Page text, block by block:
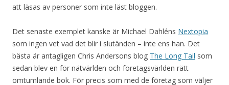
att läsas av personer som inte läst bloggen.
Det senaste exemplet kanske är Michael Dahléns Nextopia
som ingen vet vad det blir i slutänden – inte ens han. Det
bästa är antagligen Chris Andersons blog The Long Tail som
sedan blev en för nätvärlden och företagsvärlden rätt
omtumlande bok. För precis som med de företag som väljer